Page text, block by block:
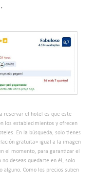
reservar el hotel es que este
los establecimientos y ofrecen
En la búsqueda, solo tienes
gratuita» igual a la imagen
el momento, para garantizar el
no deseas quedarte en él, solo
alguno. Como los precios suben